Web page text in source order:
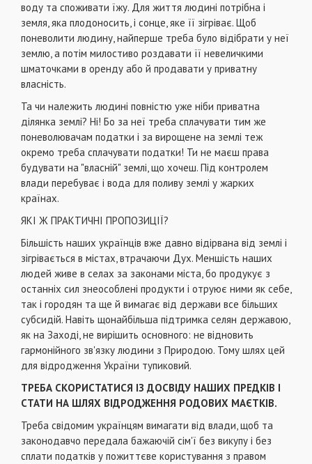
воду та споживати їжу. Для життя людині потрібна і
земля, яка плодоносить, і сонце, яке її зігріває. Щоб
поневолити людину, найперше треба було відібрати у неї
землю, а потім милостиво роздавати її невеличкими
шматочками в оренду або й продавати у приватну
власність.
Та чи належить людині повністю уже ніби приватна
ділянка землі? Ні! Бо за неї треба сплачувати тим же
поневолювачам податки і за вирощене на землі теж
окремо треба сплачувати податки! Ти не маєш права
будувати на "власній" землі, що хочеш. Під контролем
влади перебуває і вода для поливу землі у жарких
країнах.
ЯКІ Ж ПРАКТИЧНІ ПРОПОЗИЦІЇ?
Більшість наших українців вже давно відірвана від землі і
зігрівається в містах, втрачаючи Дух. Меншість наших
людей живе в селах за законами міста, бо продукує з
останніх сил знеособлені продукти і отруює ними як себе,
так і городян та ще й вимагає від держави все більших
субсидій. Навіть щонайбільша підтримка селян державою,
як на Заході, не вирішить основного: не відновить
гармонійного зв'язку людини з Природою. Тому шлях цей
для відродження України тупиковий.
ТРЕБА СКОРИСТАТИСЯ ІЗ ДОСВІДУ НАШИХ ПРЕДКІВ І
СТАТИ НА ШЛЯХ ВІДРОДЖЕННЯ РОДОВИХ МАЄТКІВ.
Треба свідомим українцям вимагати від влади, щоб та
законодавчо передала бажаючій сім'ї без викупу і без
сплати податків у пожиттєве користування з правом